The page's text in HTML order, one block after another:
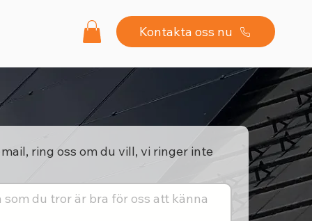
Kontakta oss nu
ring oss om du vill, vi ringer inte